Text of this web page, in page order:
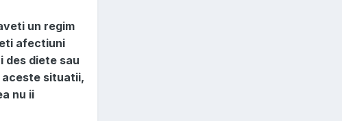
un regim
afectiuni
des diete sau
aceste situatii,
nu ii